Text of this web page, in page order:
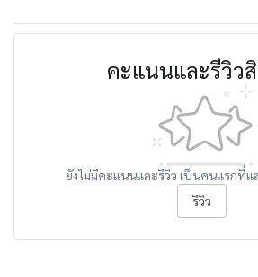
คะแนนและรีวิว
ยังไม่มีคะแนนและรีวิว เป็นคนแรกที่แ
รีวิว